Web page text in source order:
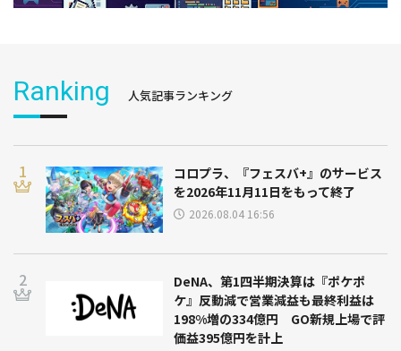
Ranking 人気記事ランキング
コロプラ、『フェスバ+』のサービス
を2026年11月11日をもって終了
2026.08.04 16:56
DeNA、第1四半期決算は『ポケポ
ケ』反動減で営業減益も最終利益は
198%増の334億円 GO新規上場で評
価益395億円を計上